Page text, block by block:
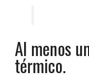
Al menos
térmico.